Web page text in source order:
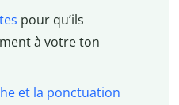
pour qu’ils
à votre ton
et la ponctuation